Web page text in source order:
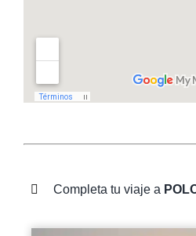
Completa tu viaje a